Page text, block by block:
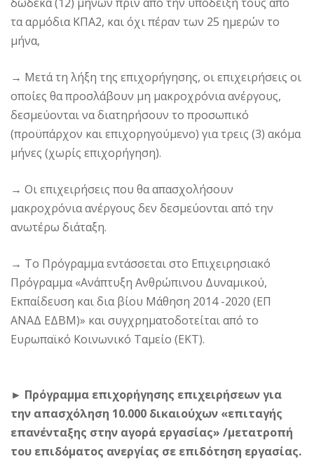
τα αρμόδια ΚΠΑ2, και όχι πέραν των 25 ημερών το
μήνα,
→ Μετά τη λήξη της επιχορήγησης, οι επιχειρήσεις οι
οποίες θα προσλάβουν μη μακροχρόνια ανέργους,
δεσμεύονται να διατηρήσουν το προσωπικό
(προϋπάρχον και επιχορηγούμενο) για τρεις (3) ακόμα
μήνες (χωρίς επιχορήγηση).
→ Οι επιχειρήσεις που θα απασχολήσουν
μακροχρόνια ανέργους δεν δεσμεύονται από την
ανωτέρω διάταξη.
→ Το Πρόγραμμα εντάσσεται στο Επιχειρησιακό
Πρόγραμμα «Ανάπτυξη Ανθρώπινου Δυναμικού,
Εκπαίδευση και δια βίου Μάθηση 2014 -2020 (ΕΠ
ΑΝΑΔ ΕΔΒΜ)» και συγχρηματοδοτείται από το
Ευρωπαϊκό Κοινωνικό Ταμείο (ΕΚΤ).
► Πρόγραμμα επιχορήγησης επιχειρήσεων για
την απασχόληση 10.000 δικαιούχων «επιταγής
επανένταξης στην αγορά εργασίας» /μετατροπή
του επιδόματος ανεργίας σε επιδότηση εργασίας.